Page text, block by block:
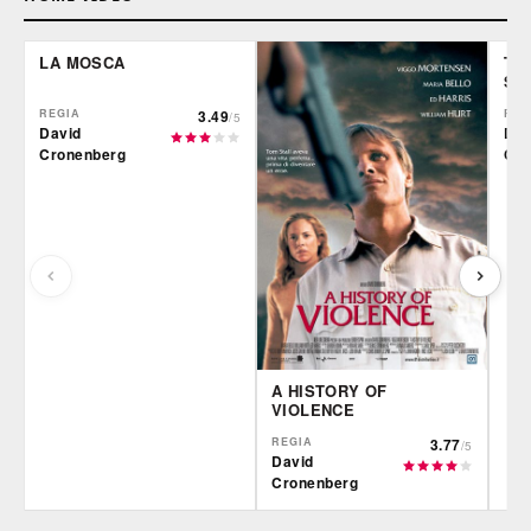
LA MOSCA
REGIA
David
Cronenberg
3.49/5
A HISTORY OF
VIOLENCE
REGIA
David
Cronenberg
3.77/5